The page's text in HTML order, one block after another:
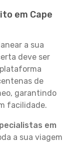
em Cape
a sua
deve ser
de
garantindo
facilidade.
em
a sua viagem